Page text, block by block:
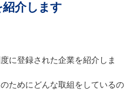
紹介します
に登録された企業を紹介しま
ためにどんな取組をしているの